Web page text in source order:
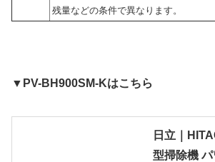
残量などの条件で異なります。
▼PV-BH900SM-Kはこちら
日立｜
型掃除機